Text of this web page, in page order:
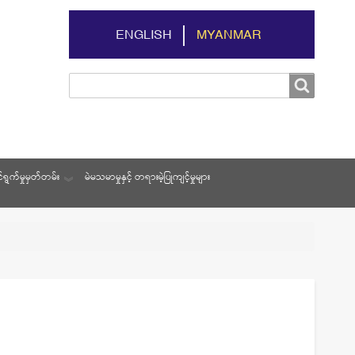
ENGLISH MYANMAR
Search
ရွက်မှုမှတ်တမ်း မဲမသမာမှုနှင့် တရားမဲ့ပြုကျင့်မှုများ